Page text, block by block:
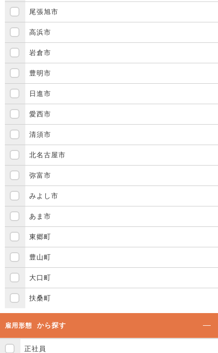
尾張旭市
高浜市
岩倉市
豊明市
日進市
愛西市
清須市
北名古屋市
弥富市
みよし市
あま市
東郷町
豊山町
大口町
扶桑町
雇用形態 から探す
正社員